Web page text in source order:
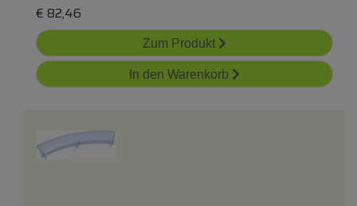
€ 82,46
Zum Produkt
In den Warenkorb